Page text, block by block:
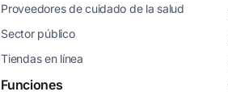
Proveedores de cuidado de la salud
Sector público
Tiendas en línea
Funciones